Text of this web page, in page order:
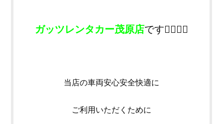
ガッツレンタカー茂原店です💁‍♂️💁‍♀️
当店の車両安心安全快適に
ご利用いただくために